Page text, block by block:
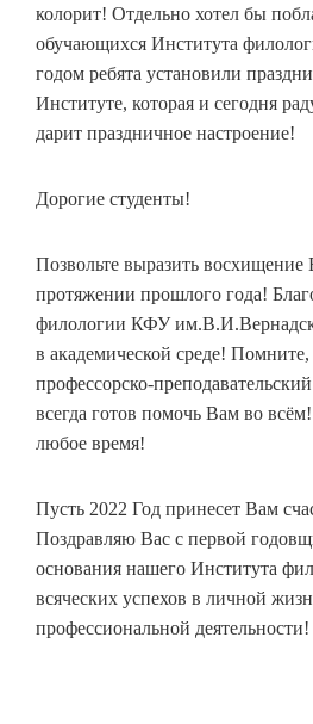
колорит! Отдельно хотел бы
обучающихся Института
годом ребята установили
Институте, которая и сегодня
дарит праздничное настроение!
Дорогие студенты!
Позвольте выразить восхищение
протяжении прошлого года!
филологии КФУ
в академической среде!
профессорско-
всегда готов помочь Вам во
любое время!
Пусть 2022 Год принесет Вам
Поздравляю Вас с первой
основания нашего Института
всяческих успехов в личной
профессиональной деятельности!